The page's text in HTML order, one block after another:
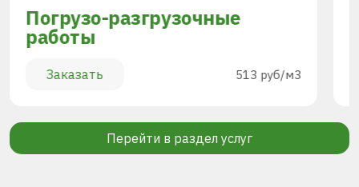
Погрузо-разгрузочные
работы
Заказать 513 руб/м3
Перейти в раздел услуг